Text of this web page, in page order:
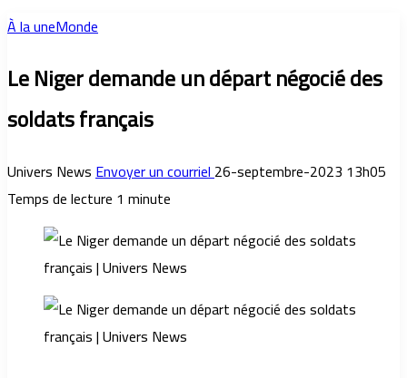
À la uneMonde
Le Niger demande un départ négocié des
soldats français
Univers NewsEnvoyer un courriel26-septembre-2023 13h05
Temps de lecture 1 minute